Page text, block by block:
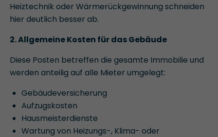
Heiztechnik oder Wärmerückgewinnung schneiden
hier deutlich besser ab.
2. Allgemeine Kosten für das Gebäude
Diese Posten betreffen die gesamte Immobilie und
werden anteilig auf alle Mieter umgelegt:
Gebäudeversicherung
Aufzugskosten
Hausmeisterdienste
Wartung von Heizungs-, Klima- oder